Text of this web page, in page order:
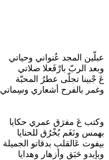
عبلّين المجد عُنواني وحياتي
وبعد الربّ بارْفَعلا صلاتي
عَ جْبينا تجلّى عطرُ المحبّة
وغمر بالفرح أشعاري وسِماتي
وكتب عَ مفرَق عمري حكايا
بهمس ونَغَم بُخْرُق للحنايا
بيفوت عَالقلب بدقاتو الجميلة
وبإيدو حَبَق وأزهار وهدايا